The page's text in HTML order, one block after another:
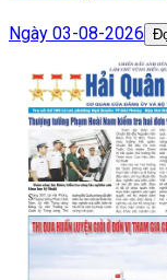
Ngày 03-08-2026